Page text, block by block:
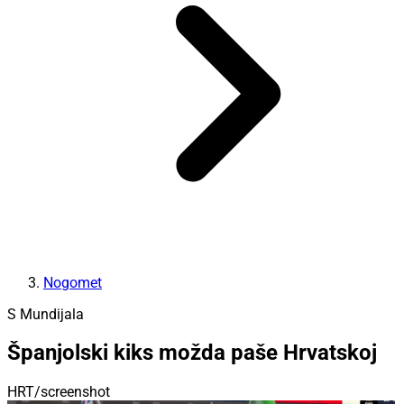
Nogomet
S Mundijala
Španjolski kiks možda paše Hrvatskoj
HRT/screenshot